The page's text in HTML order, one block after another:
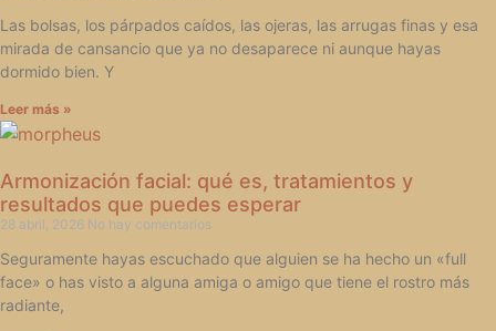
Las bolsas, los párpados caídos, las ojeras, las arrugas finas y esa
mirada de cansancio que ya no desaparece ni aunque hayas
dormido bien. Y
Leer más »
Armonización facial: qué es, tratamientos y
resultados que puedes esperar
28 abril, 2026 No hay comentarios
Seguramente hayas escuchado que alguien se ha hecho un «full
face» o has visto a alguna amiga o amigo que tiene el rostro más
radiante,